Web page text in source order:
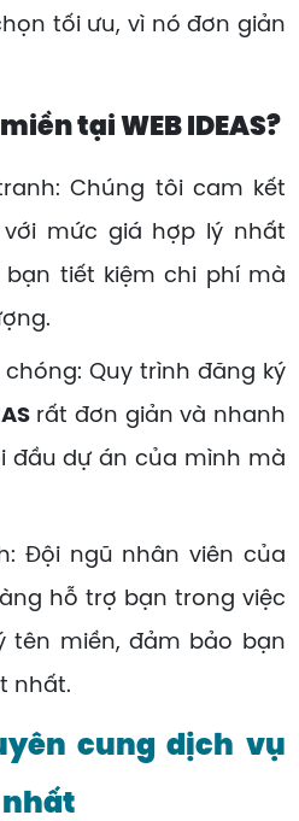
tối ưu, vì nó đơn giản
tại WEB IDEAS?
Chúng tôi cam kết
mức giá hợp lý nhất
tiết kiệm chi phí mà
Quy trình đăng ký
rất đơn giản và nhanh
đầu dự án của mình mà
ngũ nhân viên của
hỗ trợ bạn trong việc
tên miền, đảm bảo bạn
nhất.
cung dịch vụ
nhất